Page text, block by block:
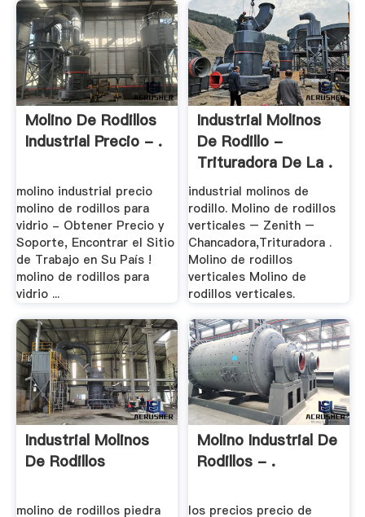
Molino De Rodillos
Industrial Precio - .
molino industrial precio
molino de rodillos para
vidrio - Obtener Precio y
Soporte, Encontrar el Sitio
de Trabajo en Su País !
molino de rodillos para
vidrio ...
Industrial Molinos
De Rodillo -
Trituradora De La .
industrial molinos de
rodillo. Molino de rodillos
verticales – Zenith –
Chancadora,Trituradora .
Molino de rodillos
verticales Molino de
rodillos verticales.
Industrial Molinos
De Rodillos
molino de rodillos piedra
Molino Industrial De
Rodillos - .
los precios precio de